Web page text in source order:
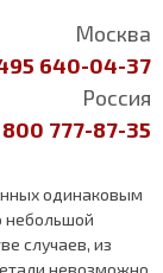
Москва
640-04-37
Россия
777-87-35
одинаковым
небольшой
случаев, из
невозможно